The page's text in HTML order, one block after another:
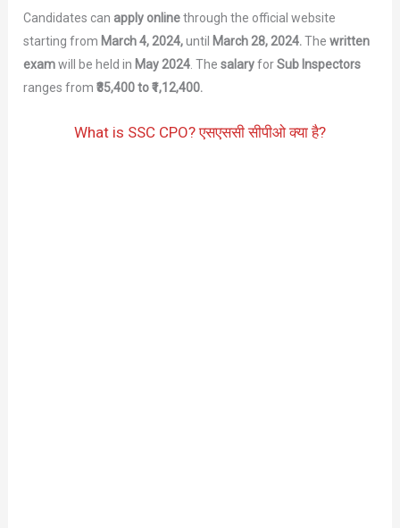
Candidates can apply onlinethrough the official website
starting from March 4, 2024,until March 28, 2024.Thewritten
examwill be held in May 2024 . ThesalaryforSub Inspectors
ranges from₹35,400 to ₹1,12,400.
What is SSC CPO? एसएससी सीपीओ क्या है?